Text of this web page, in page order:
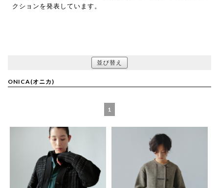
クションを発表しています。
並び替え
ONICA(オニカ)
1